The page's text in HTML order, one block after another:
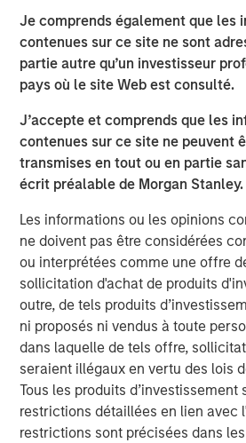
Je comprends également que les
contenues sur ce site ne sont
partie autre qu’un investisseur
pays où le site Web est consulté.
J’accepte et comprends que les
contenues sur ce site ne peuvent
transmises en tout ou en partie
écrit préalable de Morgan Stanley.
Les informations ou les opinions
ne doivent pas être considérées
ou interprétées comme une offre
sollicitation d'achat de produits
outre, de tels produits
ni proposés ni vendus à toute
dans laquelle de tels offre,
seraient illégaux en vertu des lois
Tous les produits d’investissement
restrictions détaillées en lien avec
restrictions sont précisées dans
Idées liées
BIG PICTURE
Big Picture - Artificial
Investment Truths
TALES FROM THE EMERGING WORLD
TALES FROM THE EMERGING WORLD
Video: The De-
Globalization
The Author